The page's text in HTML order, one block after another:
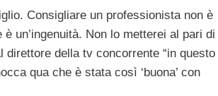
Consigliare un professionista non è
un’ingenuità. Non lo metterei al pari di
direttore della tv concorrente “in questo
qua che è stata così ‘buona’ con